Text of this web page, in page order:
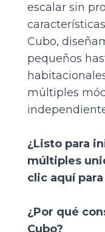
escalar sin
Cubo,
pequeños
múltiples
¿Listo para
múltiples
clic aquí
¿Por qué
Cubo?